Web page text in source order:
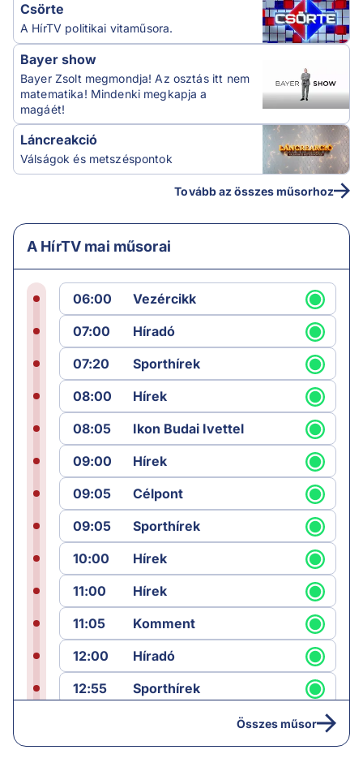
Csörte
A HírTV politikai vitaműsora.
Bayer show
Bayer Zsolt megmondja! Az osztás itt nem
matematika! Mindenki megkapja a
magáét!
Láncreakció
Válságok és metszéspontok
Tovább az összes műsorhoz
A HírTV mai műsorai
06:00
Vezércikk
07:00
Híradó
07:20
Sporthírek
08:00
Hírek
08:05
Ikon Budai Ivettel
09:00
Hírek
09:05
Célpont
09:05
Sporthírek
10:00
Hírek
11:00
Hírek
11:05
Komment
12:00
Híradó
12:55
Sporthírek
Összes műsor